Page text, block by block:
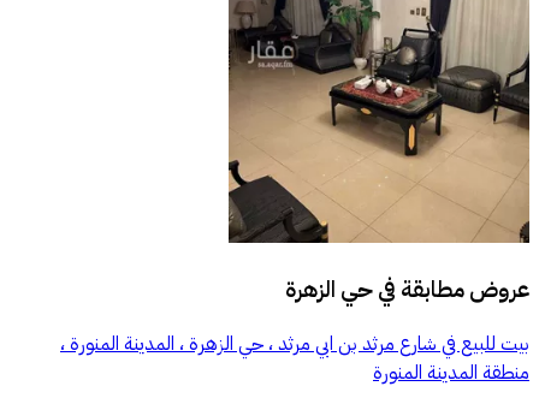
عروض مطابقة فيحي الزهرة
بيت للبيع في شارع مرثد بن ابي مرثد ، حي الزهرة ، المدينة المنورة ،
منطقة المدينة المنورة